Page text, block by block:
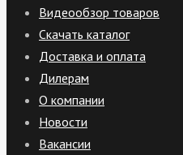
Видеообзор товаров
Скачать каталог
Доставка и оплата
Дилерам
О компании
Новости
Вакансии